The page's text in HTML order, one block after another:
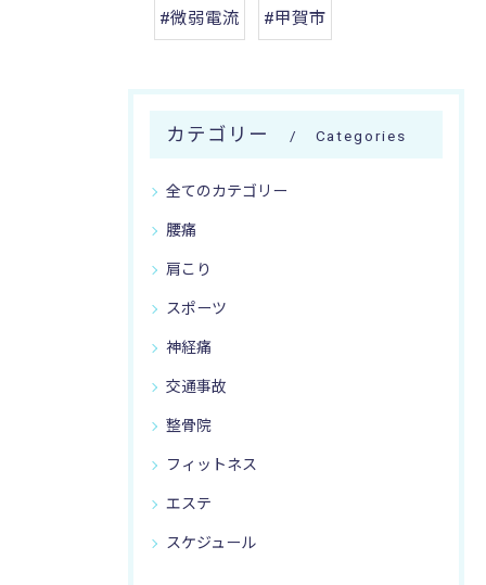
#微弱電流 #甲賀市
カテゴリー Categories
全てのカテゴリー
腰痛
肩こり
スポーツ
神経痛
交通事故
整骨院
フィットネス
エステ
スケジュール